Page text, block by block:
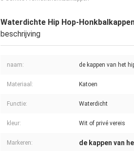
Waterdichte Hip Hop-
beschrijving
naam: de kappen van het
Materiaal: Katoen
Functie: Waterdicht
kleur: Wit of privé vereis
Markeren: de kappen van